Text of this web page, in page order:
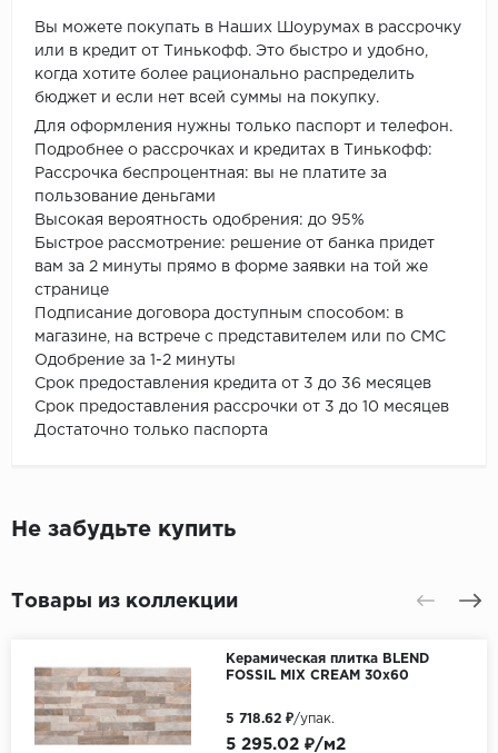
Вы можете покупать в Наших Шоурумах в рассрочку
или в кредит от Тинькофф. Это быстро и удобно,
когда хотите более рационально распределить
бюджет и если нет всей суммы на покупку.
Для оформления нужны только паспорт и телефон.
Подробнее о рассрочках и кредитах в Тинькофф:
Рассрочка беспроцентная: вы не платите за
пользование деньгами
Высокая вероятность одобрения: до 95%
Быстрое рассмотрение: решение от банка придет
вам за 2 минуты прямо в форме заявки на той же
странице
Подписание договора доступным способом: в
магазине, на встрече с представителем или по СМС
Одобрение за 1-2 минуты
Срок предоставления кредита от 3 до 36 месяцев
Срок предоставления рассрочки от 3 до 10 месяцев
Достаточно только паспорта
Не забудьте купить
Товары из коллекции
Керамическая плитка BLEND
FOSSIL MIX CREAM 30x60
5 295.02 ₽/м2
5 718.62 ₽/упак.